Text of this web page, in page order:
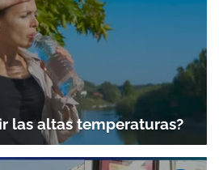
las altas temperaturas?